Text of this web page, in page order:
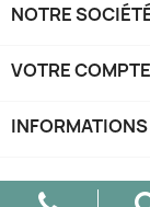
NOTRE
VOTRE COMPTE
INFORMATIONS
© 2026 - AM